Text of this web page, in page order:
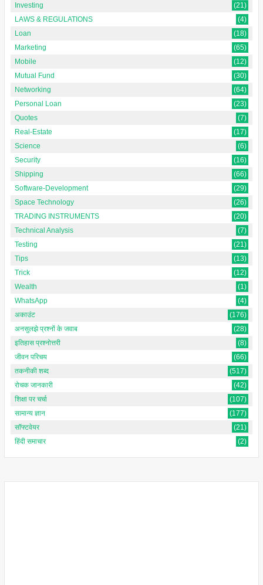
Investing
(21)
LAWS & REGULATIONS
(4)
Loan
(18)
Marketing
(65)
Mobile
(12)
Mutual Fund
(30)
Networking
(64)
Personal Loan
(23)
Quotes
(7)
Real-Estate
(17)
Science
(6)
Security
(16)
Shipping
(66)
Software-Development
(29)
Space Technology
(26)
TRADING INSTRUMENTS
(20)
Technical Analysis
(7)
Testing
(21)
Tips
(13)
Trick
(12)
Wealth
(1)
WhatsApp
(4)
अकाउंट
(176)
अनसुलझे प्रश्नों के जवाब
(28)
इतिहास प्रश्नोत्तरी
(8)
जीवन परिचय
(66)
तकनीकी शब्द
(517)
रोचक जानकारी
(42)
शिक्षा पर चर्चा
(107)
सामान्य ज्ञान
(177)
सॉफ्टवेयर
(21)
हिंदी समाचार
(2)